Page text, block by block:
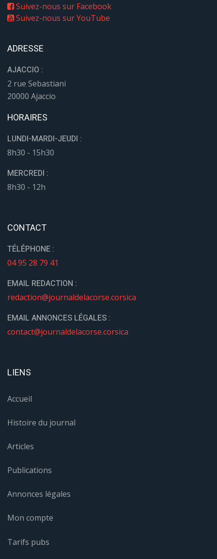
Suivez-nous sur Facebook
Suivez-nous sur YouTube
ADRESSE
AJACCIO :
2 rue Sebastiani
20000 Ajaccio
HORAIRES
LUNDI-MARDI-JEUDI :
8h30 - 15h30
MERCREDI :
8h30 - 12h
CONTACT
TÉLÉPHONE :
04 95 28 79 41
EMAIL REDACTION :
redaction@journaldelacorse.corsica
EMAIL ANNONCES LÉGALES :
contact@journaldelacorse.corsica
LIENS
Accueil
Histoire du journal
Articles
Publications
Annonces légales
Mon compte
Tarifs pubs